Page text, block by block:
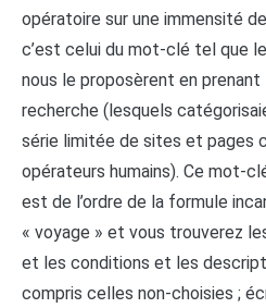
opératoire sur une immensité
c’est celui du mot-clé tel que
nous le proposèrent en prenant
recherche (lesquels
série limitée de sites et pages
opérateurs humains). Ce mot-
est de l’ordre de la formule
« voyage » et vous trouverez
et les conditions et les
compris celles non-choisies ;